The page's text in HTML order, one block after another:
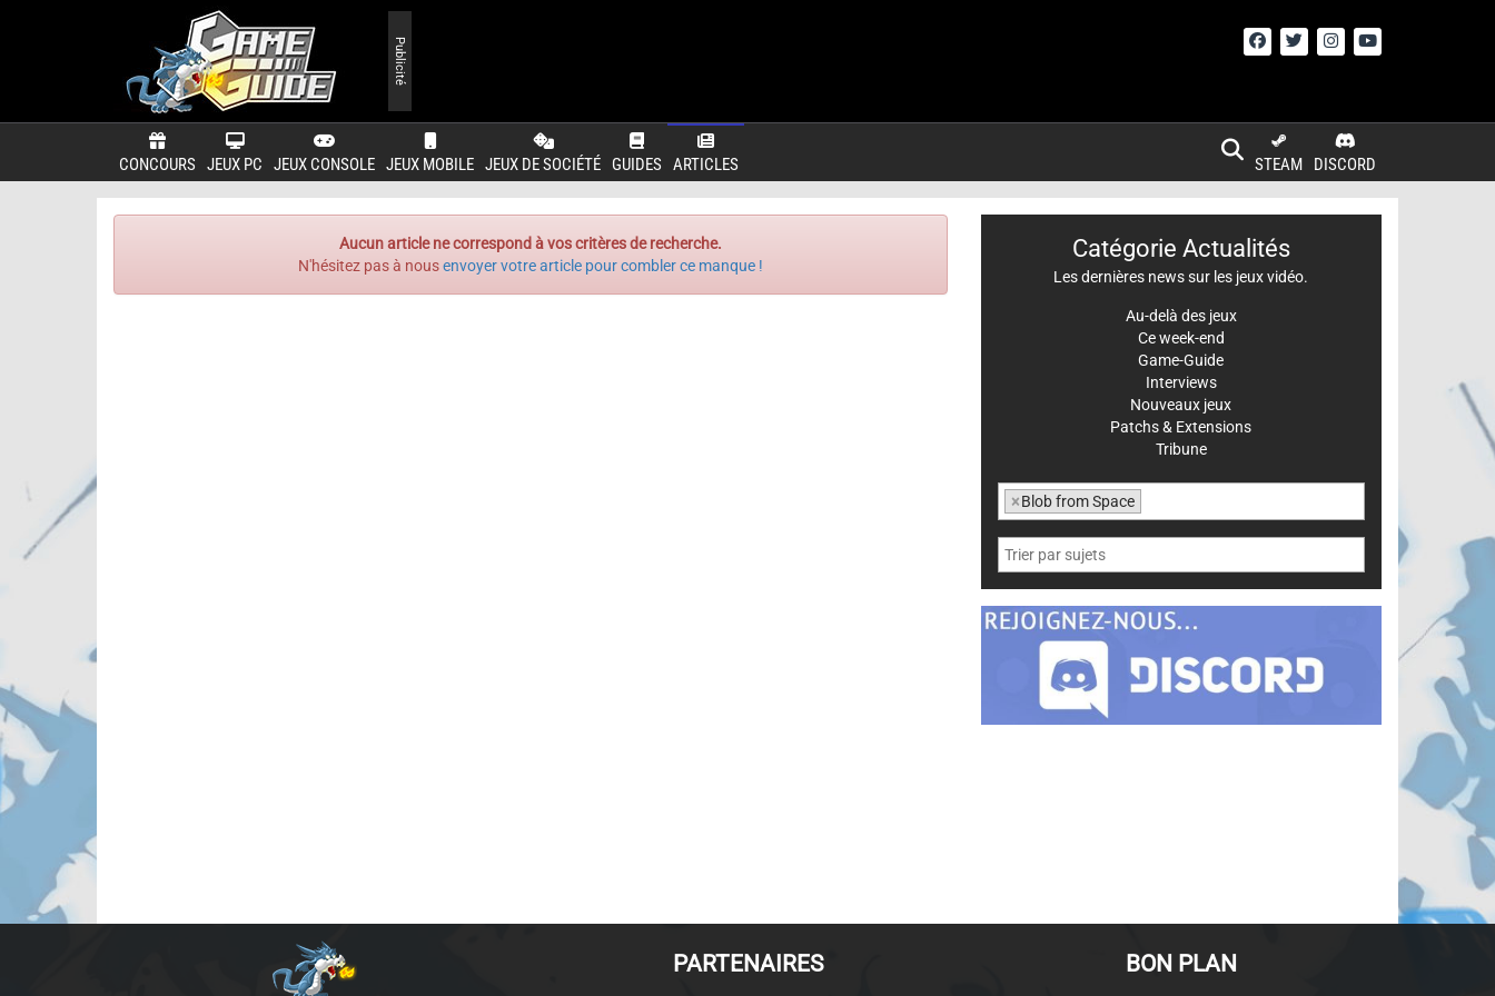
CONCOURS JEUX PC JEUX CONSOLE JEUX MOBILE JEUX DE SOCIÉTÉ GUIDES ARTICLES DISCORD
STEAM
Publicité
Aucun article ne correspond à vos critères de recherche.
N'hésitez pas à nousenvoyer votre article pour combler ce manque !
Catégorie Actualités
Les dernières news sur les jeux vidéo.
Au-delà des jeux
Ce week-end
Game-Guide
Interviews
Nouveaux jeux
Patchs & Extensions
Tribune
×Blob from Space
PARTENAIRES BON PLAN